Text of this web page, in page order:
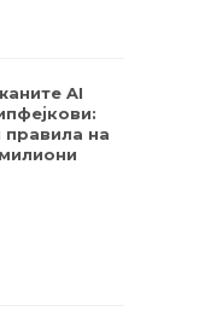
AI
правила на